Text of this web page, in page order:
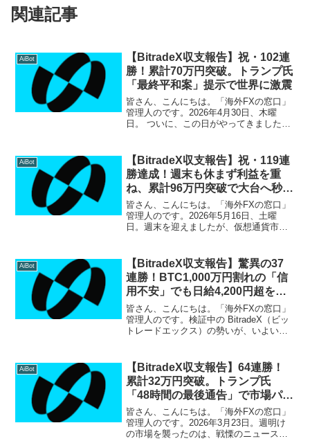
関連記事
AiBot
【BitradeX収支報告】祝・102連
勝！累計70万円突破。トランプ氏
「最終平和案」提示で世界に激震
皆さん、こんにちは。「海外FXの窓口」
管理人のです。2026年4月30日、木曜
日。 ついに、この日がやってきました！
連勝の節目を超えてもなお、一度の負
け...
AiBot
【BitradeX収支報告】祝・119連
勝達成！週末も休まず利益を重
ね、累計96万円突破で大台へ秒読
み
皆さん、こんにちは。「海外FXの窓口」
管理人のです。2026年5月16日、土曜
日。週末を迎えましたが、仮想通貨市場
る中、本日も完璧なトレードを完遂し、
ついに11...
AiBot
【BitradeX収支報告】驚異の37
連勝！BTC1,000万円割れの「信
用不安」でも日給4,200円超をキ
ープ
皆さん、こんにちは。「海外FXの窓口」
管理人のです。検証中の BitradeX（ビッ
トレードエックス）の勢いが、いよいよ
けもなく 37日間連続プラス収益 を更新！
累...
AiBot
【BitradeX収支報告】64連勝！
累計32万円突破。トランプ氏
「48時間の最後通告」で市場パニ
ック。暗黒の月曜日をAIが制圧
皆さん、こんにちは。「海外FXの窓口」
管理人のです。2026年3月23日。週明け
の市場を襲ったのは、戦慄のニュースで